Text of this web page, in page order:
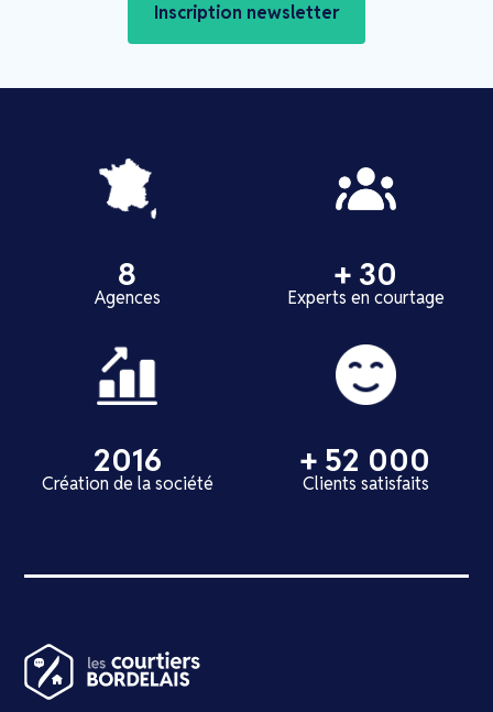
Inscription newsletter
8
Agences
+ 30
Experts en courtage
2016
Création de la société
+ 52 000
Clients satisfaits